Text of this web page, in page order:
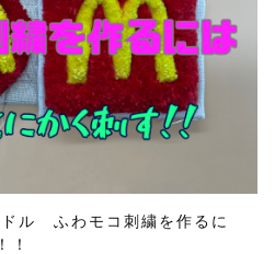
ル ふわモコ刺繍を作るに
！